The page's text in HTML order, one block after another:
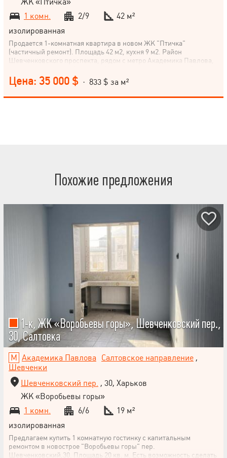
1 комн.
2/9
42 м²
изолированная
Продается 1-комнатная квартира в новом ЖК "Птичка"
(частичный ремонт). Площадь 42 м2, кухня 9 м2. Район
Шевченковского проспекта, рядом с метро Академика Павлова,
9-этажного дома экономкласса. Прекрасное расположение и
новостройка – идеальный выбор для удобной и комфортной
жизни! Не упускайте возможность стать владельцем этой
Цена: 35 000 $ · 833 $ за м²
Похожие предложения
1-к, ЖК «Воробьевы горы», Шевченковский пер.,
30, Салтовка
Академика Павлова Салтовское направление,
Шевченки
Шевченковский пер. , 30, Харьков
ЖК «Воробьевы горы»
1 комн.
6/6
19 м²
изолированная
Предлагаем купить 1 комнатную гостинку с капитальным
ремонтом в новострое "Воробьевы горы" пер.
Шевченковский,30. Площадь 20 кв. м. Есть возможность сделать